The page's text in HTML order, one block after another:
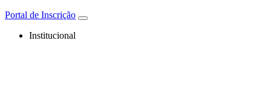
Portal de Inscrição
Institucional